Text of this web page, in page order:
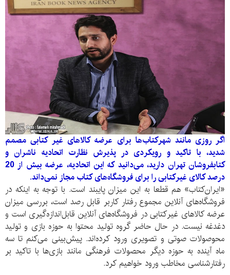
اگر روزی مانند شهر‌کتاب‌ها برای عرضه کالا‌های غیر کتابی مصمم
شدید، با تاکید و رویکردی در پذیرش نظارت اتحادیه ناشران و
کتابفروشان تهران دارید، می‌دانید که این اتحادیه، عرضه بیش از 20
درصد کالای غیر‌کتابی را برای فروشگاه‌‌های کتاب مجاز نمی‌داند.
«ایران‌کتاب» هم قطعا به این میزان پایبند است. با توجه به اینکه در
فروشگاه‌های آنلاین مجموع رفتار کاربر قابل رصد است، بررسی میزان
عرضه کالا‌های غیر‌کتابی در فروشگاه‌های آنلاین قابل‌اندازه‌گیری است و
دغدغه نیست. در حال حاضر گروه تولید محتوا به حوزه بازی و تولید
محوصولات صوتی و تصویری ورود کرده‌اند. پیش‌بینی می‌کنم تا سه
ماه آینده به حوزه دیگر محصولات فرهنگی مانند بازی‌ها با تاکید بر
رفتار‌شناسی مخاطب ورود خواهیم کرد.